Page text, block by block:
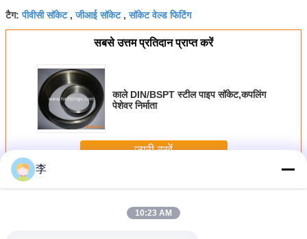
टैग:पीवीसी सॉकेट,जीआई सॉकेट,सॉकेट वेल्ड फिटिंग
सबसे उत्तम प्रतिदान प्राप्त करें
काले DIN/BSPT स्टील पाइप सॉकेट,कपलिंग
पेशेवर निर्माता
जारी रखें
अधिकस्टील पाइप सॉकेट
李
10:23 AM